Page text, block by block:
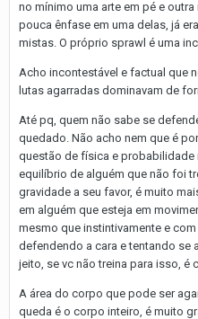
no mínimo uma arte em pé e
pouca ênfase em uma delas, já
mistas. O próprio sprawl é uma
Acho incontestável e factual que
lutas agarradas dominavam de
Até pq, quem não sabe se
quedado. Não acho nem que é
questão de física e probabilidade
equilíbrio de alguém que não foi
gravidade a seu favor, é muito
em alguém que esteja em
mesmo que instintivamente e com
defendendo a cara e tentando se
jeito, se vc não treina para isso, é
A área do corpo que pode ser
queda é o corpo inteiro, é muito